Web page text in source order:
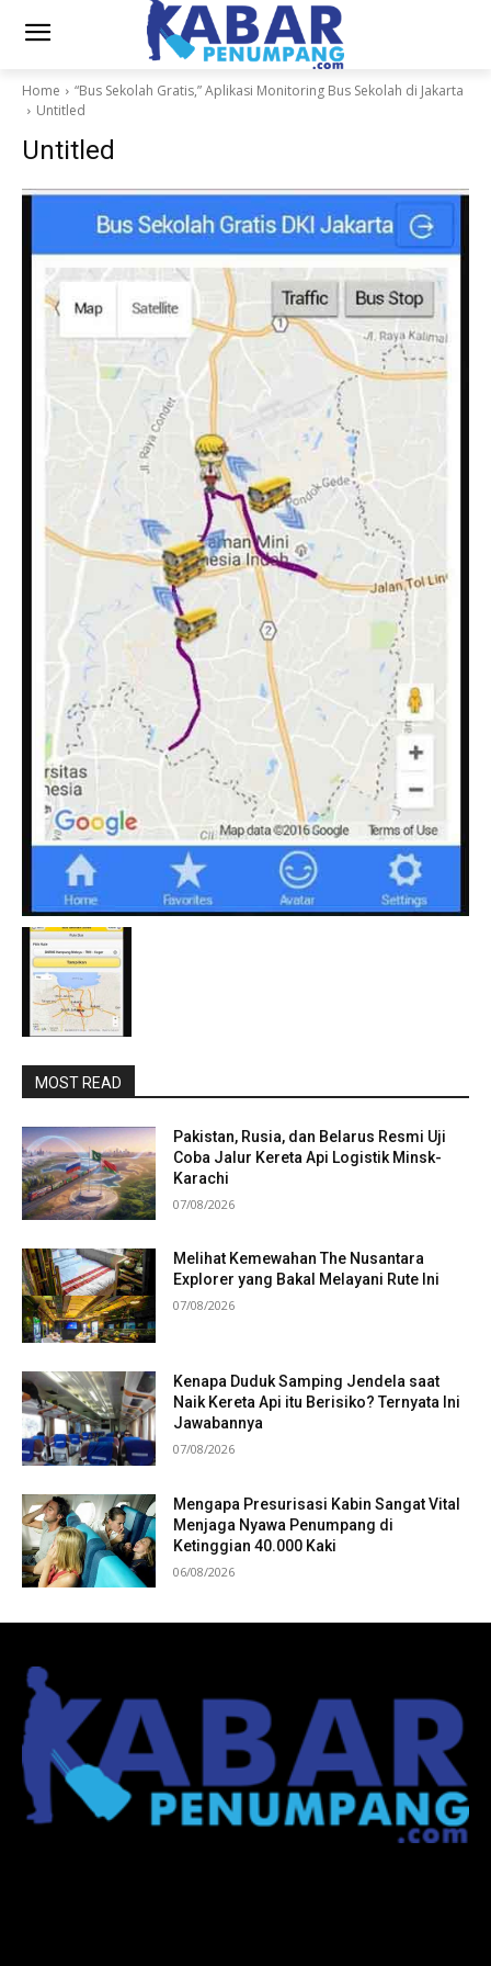
Home
“Bus Sekolah Gratis,” Aplikasi Monitoring Bus Sekolah di Jakarta
Untitled
Untitled
MOST READ
Pakistan, Rusia, dan Belarus Resmi Uji
Coba Jalur Kereta Api Logistik Minsk-
Karachi
07/08/2026
Melihat Kemewahan The Nusantara
Explorer yang Bakal Melayani Rute Ini
07/08/2026
Kenapa Duduk Samping Jendela saat
Naik Kereta Api itu Berisiko? Ternyata Ini
Jawabannya
07/08/2026
Mengapa Presurisasi Kabin Sangat Vital
Menjaga Nyawa Penumpang di
Ketinggian 40.000 Kaki
06/08/2026